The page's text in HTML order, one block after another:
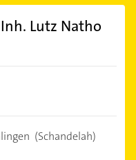
Lutz Natho
(Schandelah)